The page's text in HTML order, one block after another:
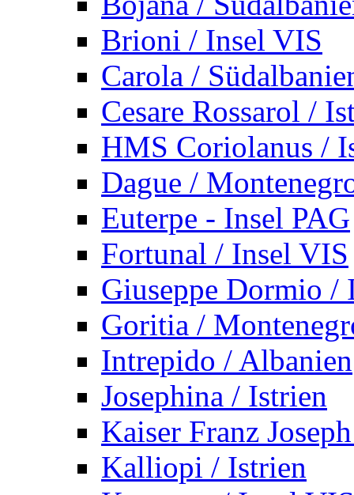
Brioni / Insel VIS
Carola /
Cesare Rossarol /
HMS Coriolanus /
Dague /
Euterpe - Insel PAG
Fortunal / Insel VIS
Giuseppe Dormio /
Goritia /
Intrepido / Albanien
Josephina / Istrien
Kaiser Franz
Kalliopi / Istrien